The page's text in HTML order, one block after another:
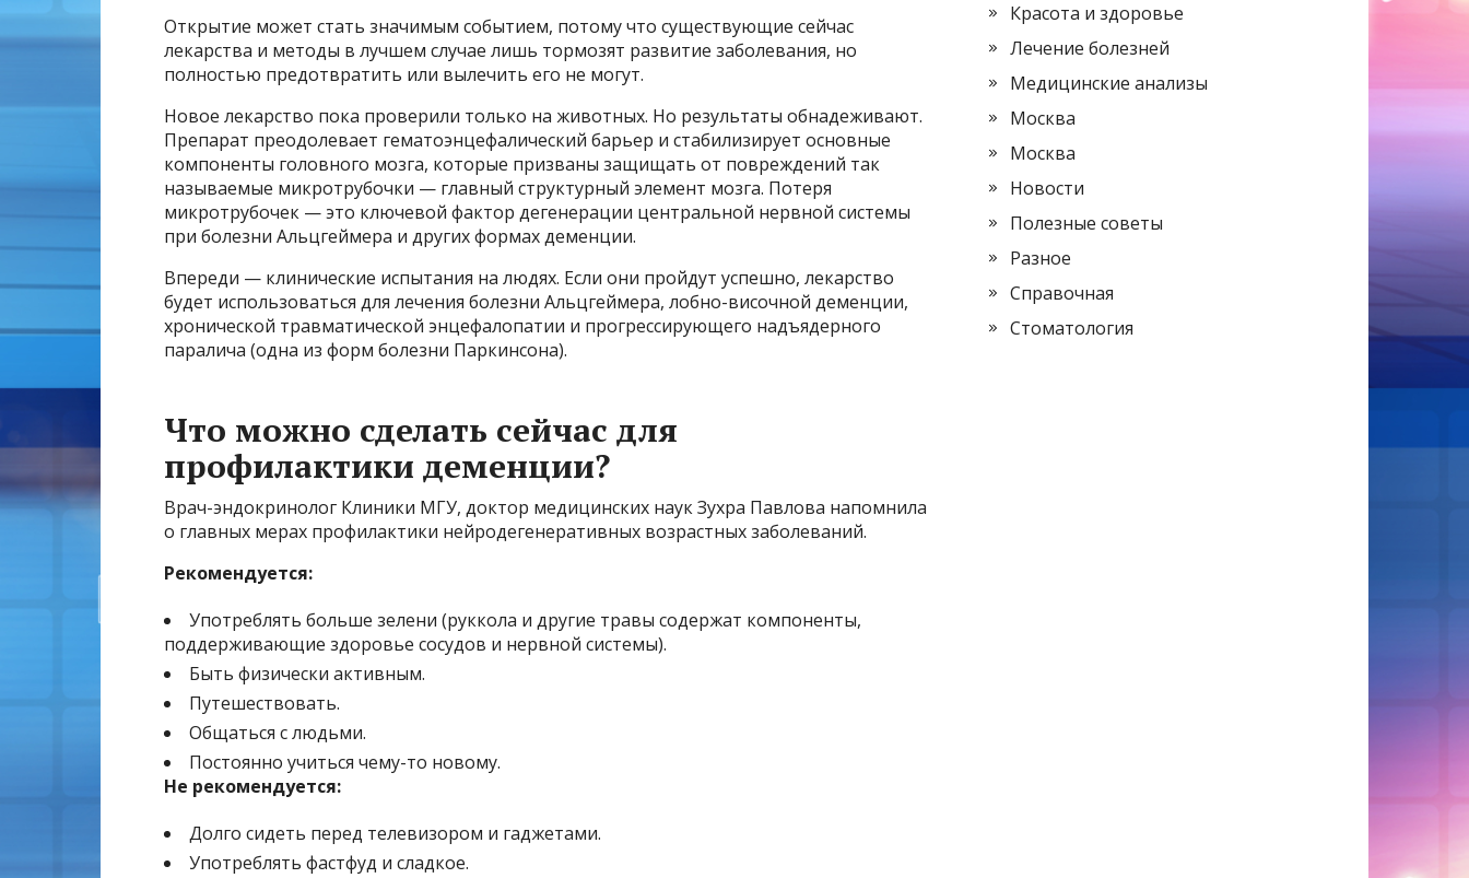
Открытие может стать значимым событием, потому что существующие сейчас
лекарства и методы в лучшем случае лишь тормозят развитие заболевания, но
полностью предотвратить или вылечить его не могут.
Новое лекарство пока проверили только на животных. Но результаты обнадеживают.
Препарат преодолевает гематоэнцефалический барьер и стабилизирует основные
компоненты головного мозга, которые призваны защищать от повреждений так
называемые микротрубочки — главный структурный элемент мозга. Потеря
микротрубочек — это ключевой фактор дегенерации центральной нервной системы
при болезни Альцгеймера и других формах деменции.
Впереди — клинические испытания на людях. Если они пройдут успешно, лекарство
будет использоваться для лечения болезни Альцгеймера, лобно-височной деменции,
хронической травматической энцефалопатии и прогрессирующего надъядерного
паралича (одна из форм болезни Паркинсона).
Что можно сделать сейчас для
профилактики деменции?
Врач-эндокринолог Клиники МГУ, доктор медицинских наук Зухра Павлова напомнила
о главных мерах профилактики нейродегенеративных возрастных заболеваний.
Рекомендуется:
Употреблять больше зелени (руккола и другие травы содержат компоненты,
поддерживающие здоровье сосудов и нервной системы).
Быть физически активным.
Путешествовать.
Общаться с людьми.
Постоянно учиться чему-то новому.
Не рекомендуется:
Долго сидеть перед телевизором и гаджетами.
Употреблять фастфуд и сладкое.
Красота и здоровье
Лечение болезней
Медицинские анализы
Москва
Москва
Новости
Полезные советы
Разное
Справочная
Стоматология